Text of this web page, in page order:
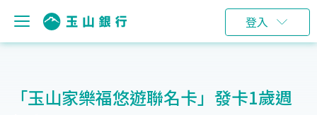
登入
「玉山家樂福悠遊聯名卡」發卡1歲週